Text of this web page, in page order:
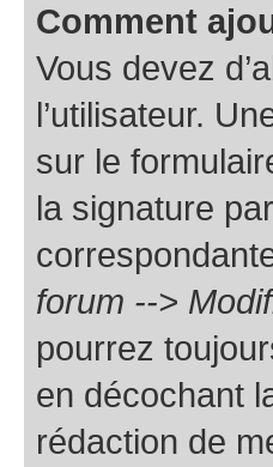
Comment
Vous devez
l’utilisateur.
sur le
la signature
forum -->
pourrez
en décochant
rédaction de